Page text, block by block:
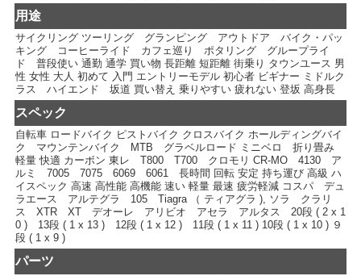
用途
サイクリング ツーリング グランピング アウトドア バイク・パッ
キング コーヒーライド カフェ巡り ポタリング グループライ
ド 普段使い 通勤 通学 買い物 長距離 短距離 街乗り タウンユース 男
性 女性 大人 初めて 入門 エントリーモデル 初心者 ビギナー ミドルク
ラス ハイエンド 坂道 買い替え 乗りやすい 疲れない 登坂 高身長
スペック
自転車 ロードバイク ピストバイク クロスバイク ホールディングバイ
ク マウンテンバイク MTB グラベルロード ミニベロ 折り畳み
軽量 快適 カーボン 東レ T800 T700 クロモリ CR-MO 4130 ア
ルミ 7005 7075 6069 6061 長時間 回転 安定 持ち運び 高級 ハ
イスペック 高速 高性能 高機能 速い 軽量 最速 疲労軽減 コスパ デュ
ラエース アルテグラ 105 Tiagra （ ティアグラ ), ソラ クラリ
ス XTR XT デオーレ アリビオ アセラ アルタス 20段 ( 2 x 1
0 ) 13段 ( 1 x 13 ) 12段 ( 1 x 12 ) 11段 ( 1 x 11 ) 10段 ( 1 x 10 ) ９
段 ( 1 x 9 )
パーツ